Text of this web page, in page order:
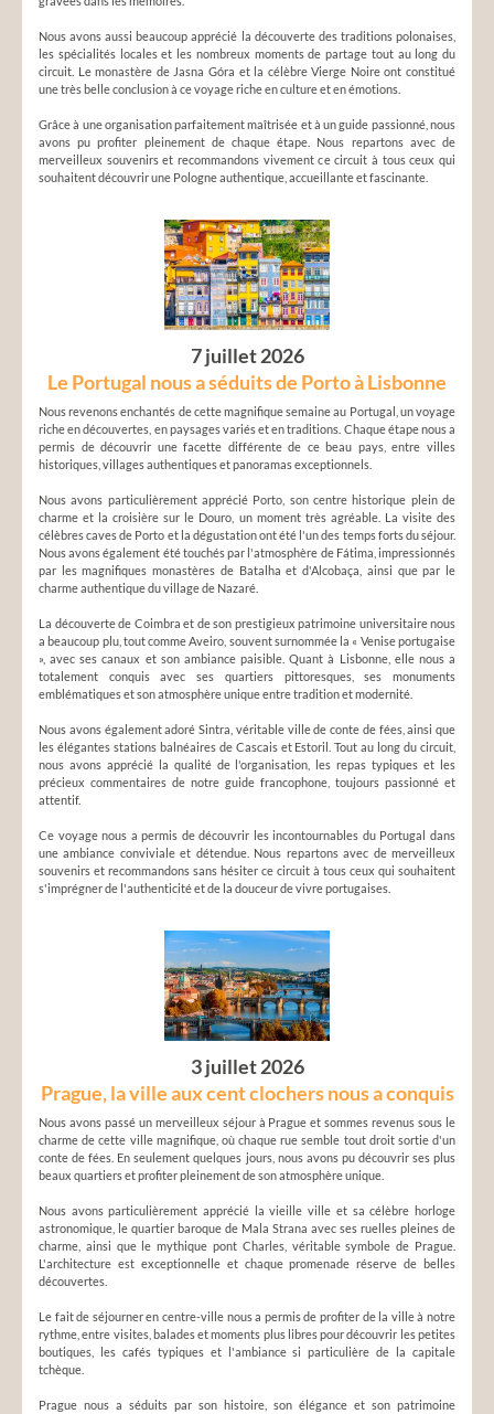
Nous avons aussi beaucoup apprécié la découverte des traditions polonaises,
les spécialités locales et les nombreux moments de partage tout au long du
circuit. Le monastère de Jasna Góra et la célèbre Vierge Noire ont constitué
une très belle conclusion à ce voyage riche en culture et en émotions.
Grâce à une organisation parfaitement maîtrisée et à un guide passionné, nous
avons pu profiter pleinement de chaque étape. Nous repartons avec de
merveilleux souvenirs et recommandons vivement ce circuit à tous ceux qui
souhaitent découvrir une Pologne authentique, accueillante et fascinante.
7 juillet 2026
Le Portugal nous a séduits de Porto à Lisbonne
Nous revenons enchantés de cette magnifique semaine au Portugal, un voyage
riche en découvertes, en paysages variés et en traditions. Chaque étape nous a
permis de découvrir une facette différente de ce beau pays, entre villes
historiques, villages authentiques et panoramas exceptionnels.
Nous avons particulièrement apprécié Porto, son centre historique plein de
charme et la croisière sur le Douro, un moment très agréable. La visite des
célèbres caves de Porto et la dégustation ont été l'un des temps forts du séjour.
Nous avons également été touchés par l'atmosphère de Fátima, impressionnés
par les magnifiques monastères de Batalha et d'Alcobaça, ainsi que par le
charme authentique du village de Nazaré.
La découverte de Coimbra et de son prestigieux patrimoine universitaire nous
a beaucoup plu, tout comme Aveiro, souvent surnommée la « Venise portugaise
», avec ses canaux et son ambiance paisible. Quant à Lisbonne, elle nous a
totalement conquis avec ses quartiers pittoresques, ses monuments
emblématiques et son atmosphère unique entre tradition et modernité.
Nous avons également adoré Sintra, véritable ville de conte de fées, ainsi que
les élégantes stations balnéaires de Cascais et Estoril. Tout au long du circuit,
nous avons apprécié la qualité de l'organisation, les repas typiques et les
précieux commentaires de notre guide francophone, toujours passionné et
attentif.
Ce voyage nous a permis de découvrir les incontournables du Portugal dans
une ambiance conviviale et détendue. Nous repartons avec de merveilleux
souvenirs et recommandons sans hésiter ce circuit à tous ceux qui souhaitent
s'imprégner de l'authenticité et de la douceur de vivre portugaises.
3 juillet 2026
Prague, la ville aux cent clochers nous a conquis
Nous avons passé un merveilleux séjour à Prague et sommes revenus sous le
charme de cette ville magnifique, où chaque rue semble tout droit sortie d'un
conte de fées. En seulement quelques jours, nous avons pu découvrir ses plus
beaux quartiers et profiter pleinement de son atmosphère unique.
Nous avons particulièrement apprécié la vieille ville et sa célèbre horloge
astronomique, le quartier baroque de Mala Strana avec ses ruelles pleines de
charme, ainsi que le mythique pont Charles, véritable symbole de Prague.
L'architecture est exceptionnelle et chaque promenade réserve de belles
découvertes.
Le fait de séjourner en centre-ville nous a permis de profiter de la ville à notre
rythme, entre visites, balades et moments plus libres pour découvrir les petites
boutiques, les cafés typiques et l'ambiance si particulière de la capitale
tchèque.
Prague nous a séduits par son histoire, son élégance et son patrimoine